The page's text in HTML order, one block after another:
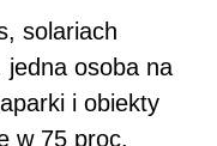
solariach
jedna osoba na
i obiekty
w 75 proc.